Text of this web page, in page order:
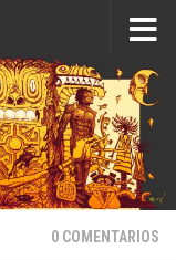
0 COMENTARIOS